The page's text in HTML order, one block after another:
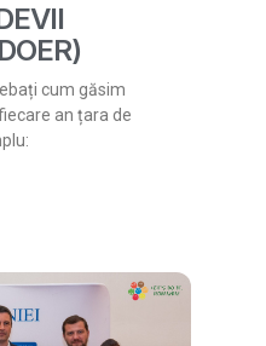
cum găsim
an țara de